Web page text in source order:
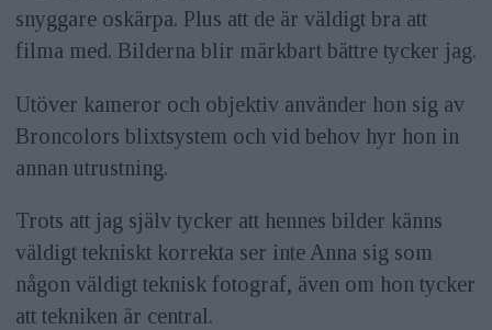
snyggare oskärpa. Plus att de är väldigt bra att
filma med. Bilderna blir märkbart bättre tycker jag.
Utöver kameror och objektiv använder hon sig av
Broncolors blixtsystem och vid behov hyr hon in
annan utrustning.
Trots att jag själv tycker att hennes bilder känns
väldigt tekniskt korrekta ser inte Anna sig som
någon väldigt teknisk fotograf, även om hon tycker
att tekniken är central.